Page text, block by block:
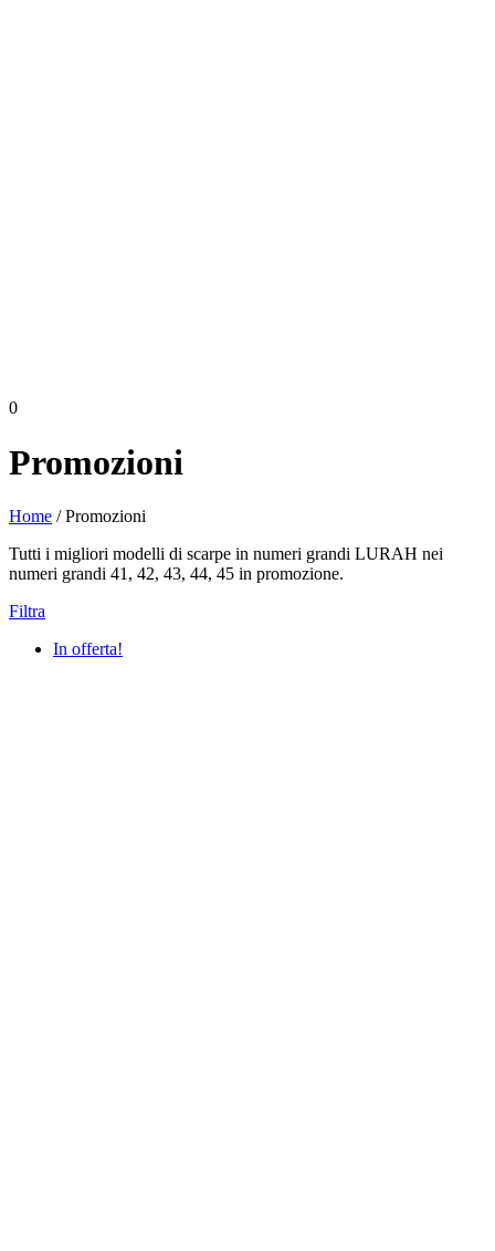
0
Promozioni
Home / Promozioni
Tutti i migliori modelli di scarpe in numeri grandi LURAH nei
numeri grandi 41, 42, 43, 44, 45 in promozione.
Filtra
In offerta!